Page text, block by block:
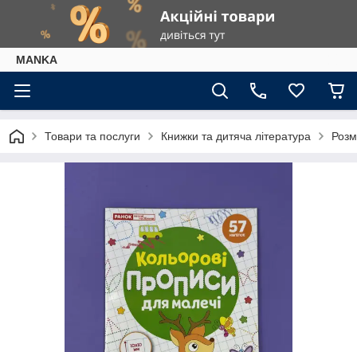
МАNKА
Товари та послуги Книжки та дитяча література